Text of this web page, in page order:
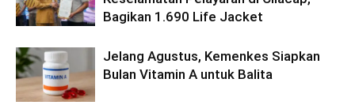
Bagikan 1.690 Life Jacket
Jelang Agustus, Kemenkes Siapkan
Bulan Vitamin A untuk Balita